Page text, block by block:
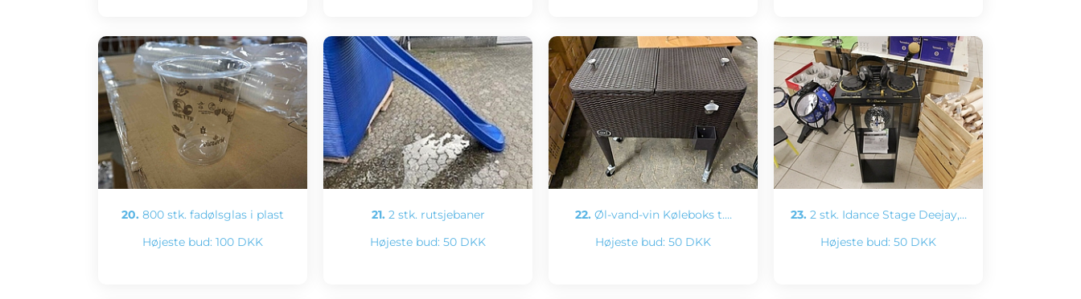
20. 800 stk. fadølsglas i plast
Højeste bud: 100 DKK
21. 2 stk. rutsjebaner
Højeste bud: 50 DKK
22. Øl-vand-vin Køleboks t.…
Højeste bud: 50 DKK
23. 2 stk. Idance Stage Deejay,…
Højeste bud: 50 DKK